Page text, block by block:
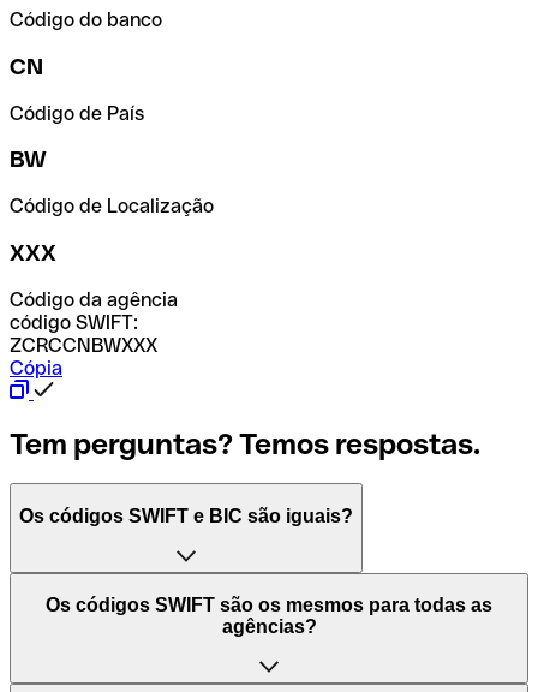
Código do banco
CN
Código de País
BW
Código de Localização
XXX
Código da agência
código SWIFT:
ZCRCCNBWXXX
Cópia
Tem perguntas? Temos respostas.
Os códigos SWIFT e BIC são iguais?
O acrónimo SWIFT significa "Society for Worldwide
Interbank Financial Telecommunication (Sociedade para
Mundiais)". Trata-se de uma rede mundial onde se
Os códigos SWIFT são os mesmos para todas as
agências?